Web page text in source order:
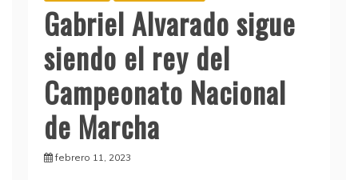
Gabriel Alvarado sigue
siendo el rey del
Campeonato Nacional
de Marcha
febrero 11, 2023